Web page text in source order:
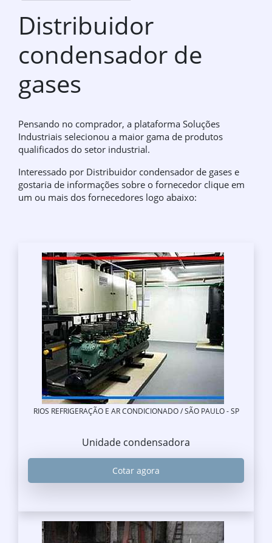
Distribuidor
condensador de
gases
Pensando no comprador, a plataforma Soluções
Industriais selecionou a maior gama de produtos
qualificados do setor industrial.
Interessado por Distribuidor condensador de gases e
gostaria de informações sobre o fornecedor clique em
um ou mais dos fornecedores logo abaixo:
RIOS REFRIGERAÇÃO E AR CONDICIONADO / SÃO PAULO - SP
Unidade condensadora
Cotar agora